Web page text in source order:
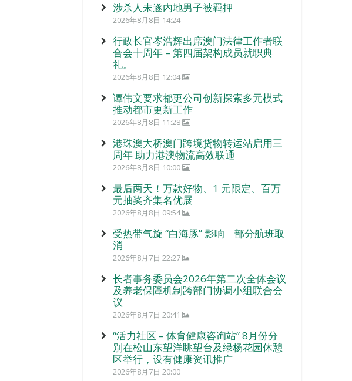
涉杀人未遂内地男子被羁押
2026年8月8日 14:24
行政长官岑浩辉出席澳门法律工作者联
合会十周年 – 第四届架构成员就职典
礼。
2026年8月8日 12:04
谭伟文要求都更公司创新探索多元模式
推动都市更新工作
2026年8月8日 11:28
港珠澳大桥澳门跨境货物转运站启用三
周年 助力港澳物流高效联通
2026年8月8日 10:00
最后两天！万款好物、1 元限定、百万
元抽奖齐集名优展
2026年8月8日 09:54
受热带气旋 “白海豚” 影响 部分航班取
消
2026年8月7日 22:27
长者事务委员会2026年第二次全体会议
及养老保障机制跨部门协调小组联合会
议
2026年8月7日 20:41
“活力社区 – 体育健康咨询站” 8月份分
别在松山东望洋眺望台及绿杨花园休憩
区举行，设有健康资讯推广
2026年8月7日 20:00